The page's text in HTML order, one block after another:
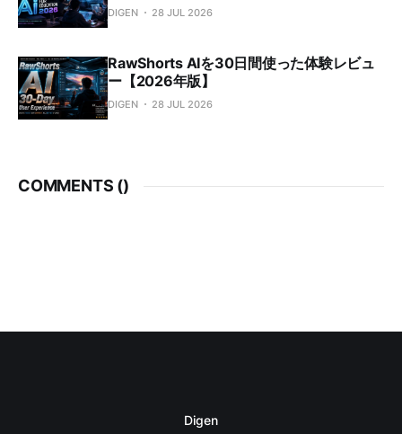
DIGEN 28 JUL 2026
RawShorts AIを30日間使った体験レビュ
ー【2026年版】
DIGEN 28 JUL 2026
COMMENTS ()
Digen